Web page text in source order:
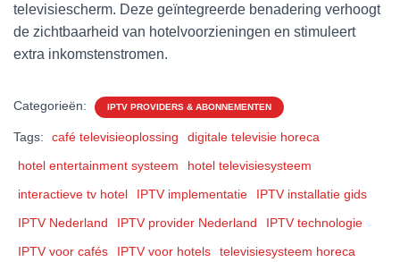
televisiescherm. Deze geïntegreerde benadering verhoogt
de zichtbaarheid van hotelvoorzieningen en stimuleert
extra inkomstenstromen.
Categorieën: IPTV PROVIDERS & ABONNEMENTEN
Tags: café televisieoplossing
digitale televisie horeca
hotel entertainment systeem
hotel televisiesysteem
interactieve tv hotel
IPTV implementatie
IPTV installatie gids
IPTV Nederland
IPTV provider Nederland
IPTV technologie
IPTV voor cafés
IPTV voor hotels
televisiesysteem horeca